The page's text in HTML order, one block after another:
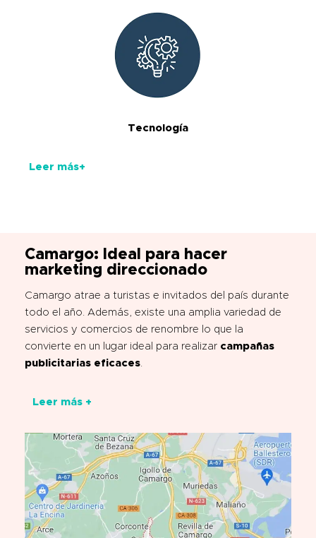
Tecnología
Leer más+
Camargo: Ideal para hacer
marketing direccionado
Camargo atrae a turistas e invitados del país durante
todo el año. Además, existe una amplia variedad de
servicios y comercios de renombre lo que la
convierte en un lugar ideal para realizar campañas
publicitarias eficaces
Leer más +